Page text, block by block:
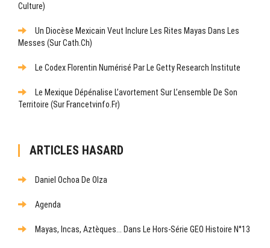
Culture)
Un Diocèse Mexicain Veut Inclure Les Rites Mayas Dans Les
Messes (sur Cath.ch)
Le Codex Florentin Numérisé Par Le Getty Research Institute
Le Mexique Dépénalise L’avortement Sur L’ensemble De Son
Territoire (sur Francetvinfo.fr)
ARTICLES HASARD
Daniel Ochoa De Olza
Agenda
Mayas, Incas, Aztèques... Dans Le Hors-Série GEO Histoire N°13